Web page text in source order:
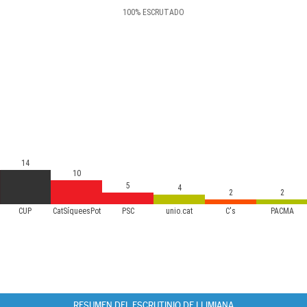
100% ESCRUTADO
CUP CatSíqueesPot PSC unio.cat C's PACMA
14
10
5
4 2 2